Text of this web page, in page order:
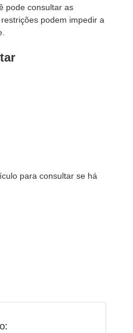
pode consultar as
podem impedir a
para consultar se há